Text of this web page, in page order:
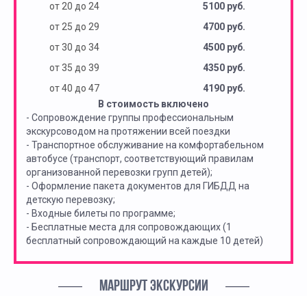
от 20 до 24
5100 руб.
от 25 до 29
4700 руб.
от 30 до 34
4500 руб.
от 35 до 39
4350 руб.
от 40 до 47
4190 руб.
В стоимость включено
- Сопровождение группы профессиональным
экскурсоводом на протяжении всей поездки
- Транспортное обслуживание на комфортабельном
автобусе (транспорт, соответствующий правилам
организованной перевозки групп детей);
- Оформление пакета документов для ГИБДД на
детскую перевозку;
- Входные билеты по программе;
- Бесплатные места для сопровождающих (1
бесплатный сопровождающий на каждые 10 детей)
МАРШРУТ ЭКСКУРСИИ